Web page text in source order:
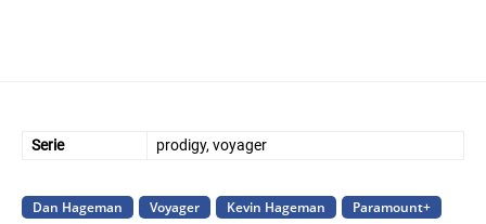
Serie prodigy, voyager
Dan Hageman Voyager Kevin Hageman Paramount+